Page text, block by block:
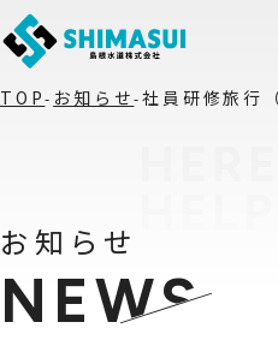
TOP お知らせ 社員研修旅行
お知らせ
NEWS